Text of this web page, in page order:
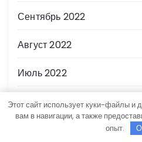
Сентябрь 2022
Август 2022
Июль 2022
Июнь 2022
Этот сайт использует куки-файлы и
вам в навигации, а также
опыт.